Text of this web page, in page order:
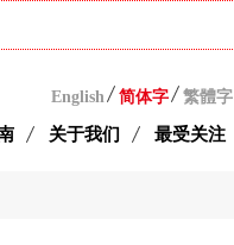
English 简体字 繁體字
关于我们 最受关注